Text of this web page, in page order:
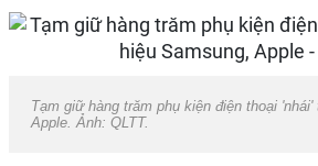
Tạm giữ hàng trăm phụ kiện điện thoại
Apple. Ảnh: QLTT.